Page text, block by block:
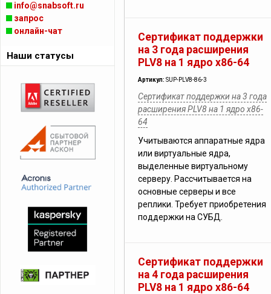
Сертификат поддержки
на 3 года расширения
PLV8 на 1 ядро x86-64
Артикул: SUP-PLV8-86-3
Сертификат поддержки на 3 года
расширения PLV8 на 1 ядро x86-
64
Учитываются аппаратные ядра
или виртуальные ядра,
выделенные виртуальному
серверу. Рассчитывается на
основные серверы и все
реплики. Требует приобретения
поддержки на СУБД.
Сертификат поддержки
на 4 года расширения
PLV8 на 1 ядро x86-64
info@snabsoft.ru
запрос
онлайн-чат
Наши статусы